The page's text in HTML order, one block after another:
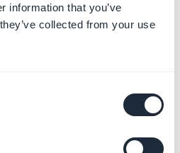
information that you’ve
collected from your use